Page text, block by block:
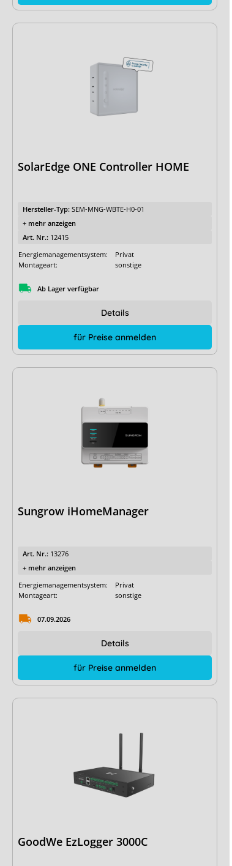
SolarEdge ONE Controller HOME
Hersteller-Typ: SEM-MNG-WBTE-H0-01
+ mehr anzeigen
Art. Nr.: 12415
Energiemanagementsystem:
Privat
Montageart:
sonstige
Ab Lager verfügbar
für Preise anmelden
Details
Sungrow iHomeManager
Art. Nr.: 13276
+ mehr anzeigen
Energiemanagementsystem:
Privat
Montageart:
sonstige
07.09.2026
für Preise anmelden
Details
GoodWe EzLogger 3000C